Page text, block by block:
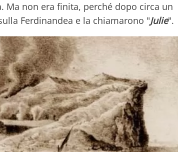
non era finita, perché dopo circa un
Ferdinandea e la chiamarono "Julie".